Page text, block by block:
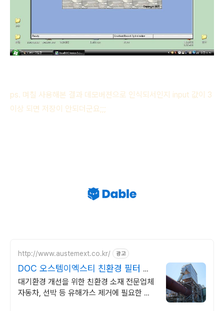
ps. 며칠 사용해본 결과 데모버젼으로 인식되서인지 input 값이 3
이상 되면 저장이 안되더군요;;;
http://www.austemext.co.kr/ 광고
DOC 오스템이엑스티 친환경 필터 소
재제작 전문
대기환경 개선을 위한 친환경 소재 전문업체
자동차, 선박 등 유해가스 제거에 필요한 필